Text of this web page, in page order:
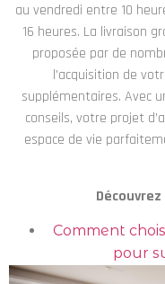
au vendredi entre 10
16 heures. La livraison
proposée par de
l’acquisition de
supplémentaires. Avec
conseils, votre projet
espace de vie
Comment
pour